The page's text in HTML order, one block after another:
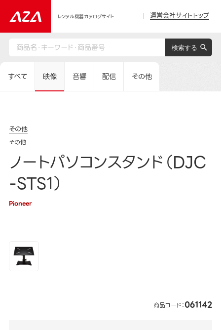
レンタル機器カタログサイト 運営会社サイトトップ
すべて 映像 音響 配信 その他
その他
その他
ノートパソコンスタンド（DJC
-STS1）
Pioneer
商品コード：061142